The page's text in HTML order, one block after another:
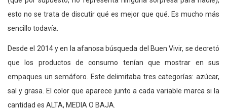
esto no se trata de discutir qué es mejor que qué. Es mucho más
sencillo todavía.
Desde el 2014 y en la afanosa búsqueda del Buen Vivir, se decretó
que los productos de consumo tenían que mostrar en sus
empaques un semáforo. Este delimitaba tres categorías: azúcar,
sal y grasa. El color que aparece junto a cada variable marca si la
cantidad es ALTA, MEDIA O BAJA.